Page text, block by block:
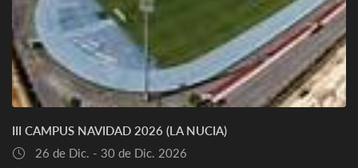
III CAMPUS NAVIDAD 2026 (LA NUCIA)
26 de Dic. - 30 de Dic. 2026